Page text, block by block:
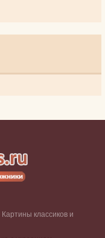
классиков и